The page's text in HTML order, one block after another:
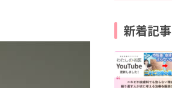
新着記事